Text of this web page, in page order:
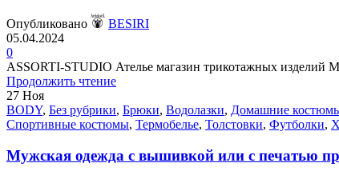
Опубликовано
BESIRI
05.04.2024
0
ASSORTI-STUDIO Ателье магазин трикотажных изделий
Продолжить чтение
27 Ноя
BODY, Без рубрики, Брюки, Водолазки, Домашние
Спортивные костюмы, Термобелье, Толстовки, Футболки,
Мужская одежда с вышивкой или с печатью